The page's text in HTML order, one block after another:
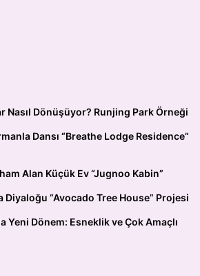
Nasıl Dönüşüyor? Runjing Park Örneği
Dansı “Breathe Lodge Residence”
Alan Küçük Ev “Jugnoo Kabin”
Diyaloğu “Avocado Tree House” Projesi
Yeni Dönem: Esneklik ve Çok Amaçlı